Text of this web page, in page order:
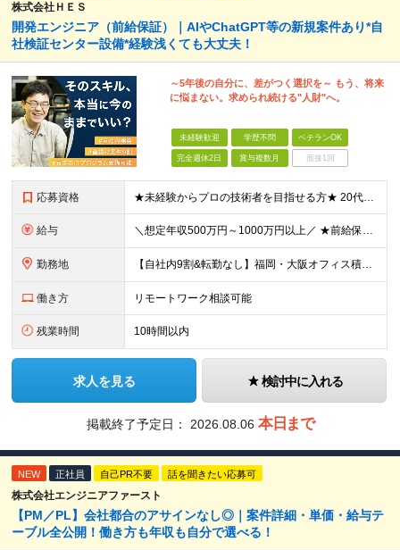
株式会社ＨＥＳ
開発エンジニア（前給保証）｜AIやChatGPT等の新規案件あり*自
社検証センター設備*経験浅くても大丈夫！
～5年後の自分に、差がつく選択を～ もう、将来
に悩まない。求められ続ける"人財"へ。
未経験歓迎 学歴不問 ベテランOK
完全週休2日 賞与複数月 面接1回
応募資格 ★未経験からプロの技術者を目指せる方★ 20代の若手から50代のベテランまで、幅広いエンジニアが活躍中。 何かしらの開発経験をお持ちの方は優遇します。 あなたの適性に合った案件からお任せ。 要件定
給与 ＼想定年収500万円～1000万円以上／ ★前給保証 月給40万円～＋賞与年2回＋決算賞与＋残業代＋各種手当 ※試用期間6カ月（待遇・給与・雇用形態の差異なし） ※スキルや経験により給与を決定いたし
勤務地 【自社内9割&転勤なし】福岡・大阪オフィス積極採用中 東京・福岡・大阪オフィス、プロジェクト先のいずれかでの勤務となります。プロジェクト先での勤務はほとんどありません。 ■東京オフィス：東京都品川区
働き方 リモートワーク相談可能
残業時間 10時間以内
求人を見る 検討中に入れる
掲載終了予定日： 2026.08.06 本日まで
NEW 正社員 自己PR不要 話を聞きたい応募可
株式会社エンジニアファースト
【PM／PL】会社都合のアサインなし◎｜案件詳細・単価・給与テ
ーブル全公開！働き方も年収も自分で選べる！